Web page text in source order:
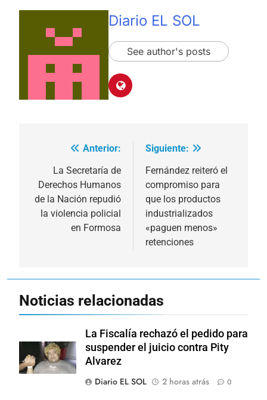
Diario EL SOL
See author's posts
Navegación
entradas
Anterior:
La Secretaría de
Derechos Humanos
de la Nación repudió
la violencia policial
en Formosa
Siguiente:
Fernández reiteró el
compromiso para
que los productos
industrializados
«paguen menos»
retenciones
Noticias relacionadas
La Fiscalía rechazó el pedido para
suspender el juicio contra Pity
Alvarez
Diario EL SOL
2 horas atrás 0